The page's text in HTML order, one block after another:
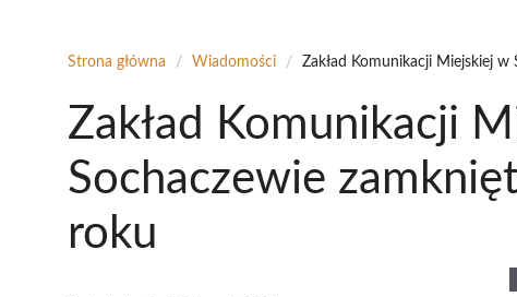
Strona główna / Wiadomości / Zakład Komunikacji Miejskiej
Zakład Komunikacji
Sochaczewie
roku